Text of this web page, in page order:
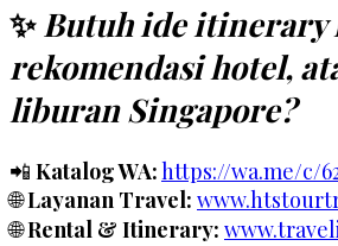
✨ Butuh ide itinerary
rekomendasi hotel,
liburan Singapore?
📲 Katalog WA:https://wa.me/c/
🌐Layanan Travel:
🌐Rental & Itinerary: